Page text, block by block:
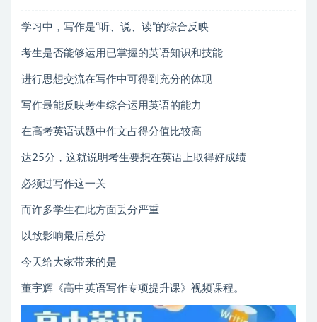
学习中，写作是“听、说、读”的综合反映
考生是否能够运用已掌握的英语知识和技能
进行思想交流在写作中可得到充分的体现
写作最能反映考生综合运用英语的能力
在高考英语试题中作文占得分值比较高
达25分，这就说明考生要想在英语上取得好成绩
必须过写作这一关
而许多学生在此方面丢分严重
以致影响最后总分
今天给大家带来的是
董宇辉《高中英语写作专项提升课》视频课程。